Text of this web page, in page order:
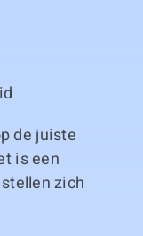
de juiste
is een
zich